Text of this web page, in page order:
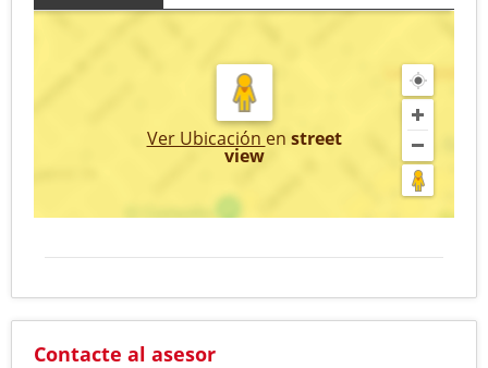
Ver Ubicación en street
view
Contacte al asesor